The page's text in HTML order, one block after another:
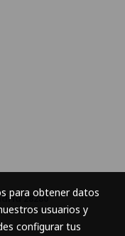
28280
para obtener datos
usuarios y
configurar tus